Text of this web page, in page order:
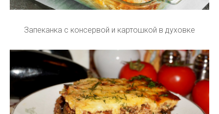
Запеканка с консервой и картошкой в духовке